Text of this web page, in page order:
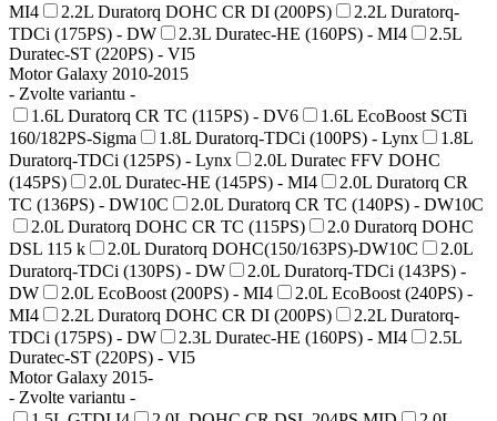
MI4
2.2L Duratorq DOHC CR DI (200PS)
2.2L Duratorq-
TDCi (175PS) - DW
2.3L Duratec-HE (160PS) - MI4
2.5L
Duratec-ST (220PS) - VI5
Motor Galaxy 2010-2015
- Zvolte variantu -
1.6L Duratorq CR TC (115PS) - DV6
1.6L EcoBoost SCTi
160/182PS-Sigma
1.8L Duratorq-TDCi (100PS) - Lynx
1.8L
Duratorq-TDCi (125PS) - Lynx
2.0L Duratec FFV DOHC
(145PS)
2.0L Duratec-HE (145PS) - MI4
2.0L Duratorq CR
TC (136PS) - DW10C
2.0L Duratorq CR TC (140PS) - DW10C
2.0L Duratorq DOHC CR TC (115PS)
2.0 Duratorq DOHC
DSL 115 k
2.0L Duratorq DOHC(150/163PS)-DW10C
2.0L
Duratorq-TDCi (130PS) - DW
2.0L Duratorq-TDCi (143PS) -
DW
2.0L EcoBoost (200PS) - MI4
2.0L EcoBoost (240PS) -
MI4
2.2L Duratorq DOHC CR DI (200PS)
2.2L Duratorq-
TDCi (175PS) - DW
2.3L Duratec-HE (160PS) - MI4
2.5L
Duratec-ST (220PS) - VI5
Motor Galaxy 2015-
- Zvolte variantu -